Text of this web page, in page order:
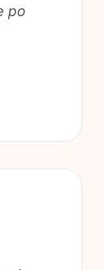
po